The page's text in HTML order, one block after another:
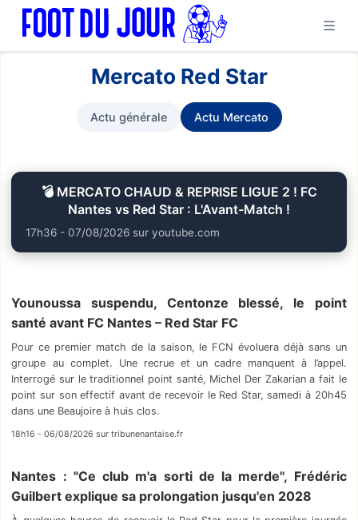
Mercato Red Star
Actu générale Actu Mercato
💣 MERCATO CHAUD & REPRISE LIGUE 2 ! FC
Nantes vs Red Star : L'Avant-Match !
17h36 - 07/08/2026 sur youtube.com
Younoussa suspendu, Centonze blessé, le point
santé avant FC Nantes – Red Star FC
Pour ce premier match de la saison, le FCN évoluera déjà sans un
groupe au complet. Une recrue et un cadre manquent à l’appel.
Interrogé sur le traditionnel point santé, Michel Der Zakarian a fait le
point sur son effectif avant de recevoir le Red Star, samedi à 20h45
dans une Beaujoire à huis clos.
18h16 - 06/08/2026 sur tribunenantaise.fr
Nantes : "Ce club m'a sorti de la merde", Frédéric
Guilbert explique sa prolongation jusqu'en 2028